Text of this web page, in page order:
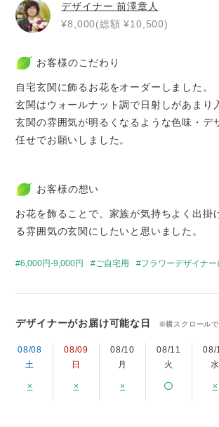
デザイナー前澤章人
¥8,000(総額 ¥10,500)
お客様のこだわり
自宅玄関に飾るお花をオーダーしました。
玄関はウォールナット調で日射しがあまり
玄関の雰囲気が明るくなるような色味・デ
任せでお願いしました。
お客様の想い
お花を飾ることで、家族が気持ちよく出掛
る雰囲気の玄関にしたいと思いました。
6,000円-9,000円 ご自宅用 フラワーデザイナー
デザイナーがお届け可能な日 ※横スクロールで
08/08
土
×
08/09
日
×
08/10
月
×
08/11
火
08/
水
×